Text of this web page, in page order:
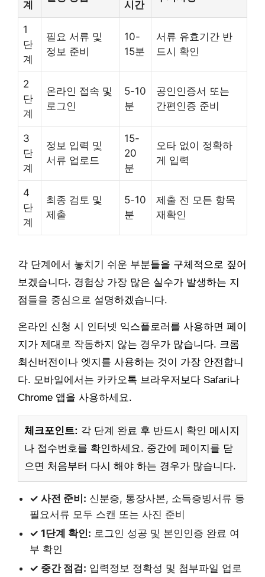
계 시간
1
단
계
필요 서류 및
정보 준비
10-
15분
서류 유효기간 반
드시 확인
2
단
계
온라인 접속 및
로그인
5-10
분
공인인증서 또는
간편인증 준비
3
단
계
정보 입력 및
서류 업로드
15-
20
분
오타 없이 정확하
게 입력
4
단
계
최종 검토 및
제출
5-10
분
제출 전 모든 항목
재확인
각 단계에서 놓치기 쉬운 부분들을 구체적으로 짚어
보겠습니다. 경험상 가장 많은 실수가 발생하는 지
점들을 중심으로 설명하겠습니다.
온라인 신청 시 인터넷 익스플로러를 사용하면 페이
지가 제대로 작동하지 않는 경우가 많습니다. 크롬
최신버전이나 엣지를 사용하는 것이 가장 안전합니
다. 모바일에서는 카카오톡 브라우저보다 Safari나
Chrome 앱을 사용하세요.
체크포인트: 각 단계 완료 후 반드시 확인 메시지
나 접수번호를 확인하세요. 중간에 페이지를 닫
으면 처음부터 다시 해야 하는 경우가 많습니다.
✓ 사전 준비: 신분증, 통장사본, 소득증빙서류 등
필요서류 모두 스캔 또는 사진 준비
✓ 1단계 확인: 로그인 성공 및 본인인증 완료 여
부 확인
✓ 중간 점검: 입력정보 정확성 및 첨부파일 업로